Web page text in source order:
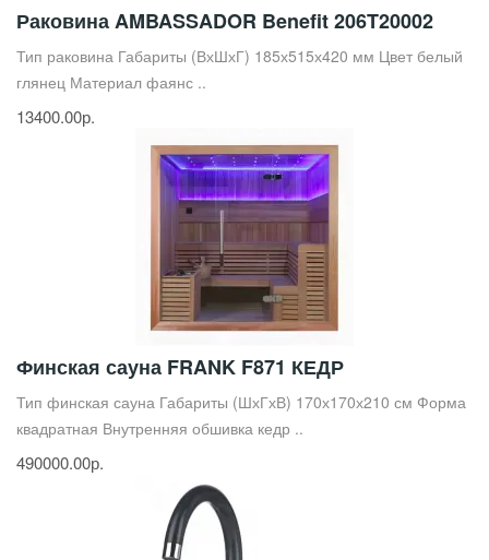
Раковина AMBASSADOR Benefit 206T20002
Тип раковина Габариты (ВхШхГ) 185х515х420 мм Цвет белый
глянец Материал фаянс ..
13400.00р.
Финская сауна FRANK F871 КЕДР
Тип финская сауна Габариты (ШхГхВ) 170х170х210 см Форма
квадратная Внутренняя обшивка кедр ..
490000.00р.